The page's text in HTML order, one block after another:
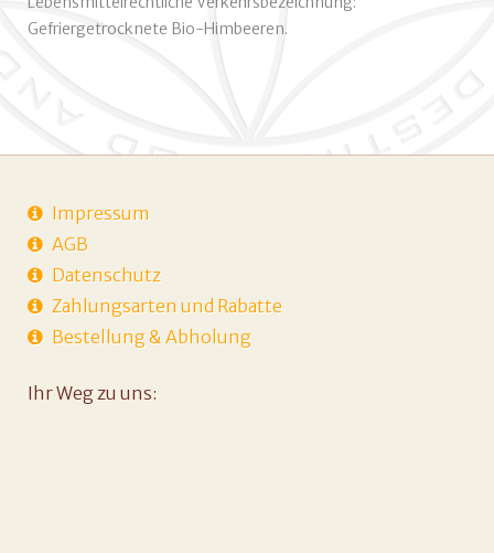
Gefriergetrocknete Bio-Himbeeren.
Impressum
AGB
Datenschutz
Zahlungsarten und Rabatte
Bestellung & Abholung
Ihr Weg zu uns: